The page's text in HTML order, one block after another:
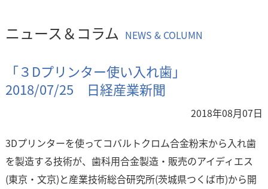
ニュース＆コラム NEWS & COLUMN
「３Dプリンター使い入れ歯」
2018/07/25 日経産業新聞
2018年08月07日
3Dプリンターを使ってコバルトクロム合金粉末から入れ歯
を製造する技術が、歯科用合金製造・販売のアイディエス
(東京・文京)と産業技術総合研究所(茨城県つくば市)から開